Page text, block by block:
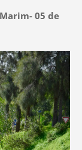
05 de